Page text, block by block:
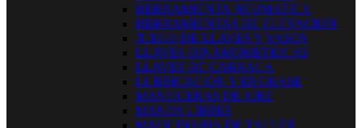
HERRAMIENTA NEUMATICA
HERRAMIENTAS DE ELEVACION
JUEGO DE LLAVES Y VASOS
LLAVES DINAMOMETRICAS
LLAVES DE CARRACA
LUBRICACION Y ENGRASE
MANGUERAS DE AIRE
MANOS LIBRES
MAQUINARIA DE TALLER